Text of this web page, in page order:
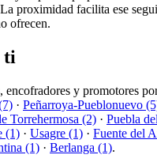
proximidad facilita ese
ofrecen.
ti
encofradores y promotores
· Peñarroya-Pueblonuevo
Torrehermosa (2) · Puebla
(1) · Usagre (1) · Fuente del
(1) · Berlanga (1).